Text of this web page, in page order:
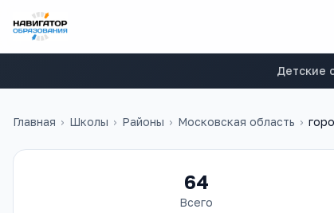
Детские
Главная › Школы › Районы › Московская область ›
64
Всего